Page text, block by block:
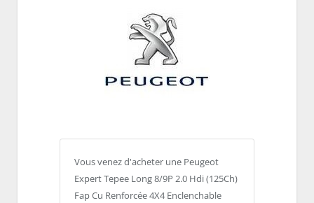
Vous venez d'acheter une Peugeot
Expert Tepee Long 8/9P 2.0 Hdi (125Ch)
Fap Cu Renforcée 4X4 Enclenchable